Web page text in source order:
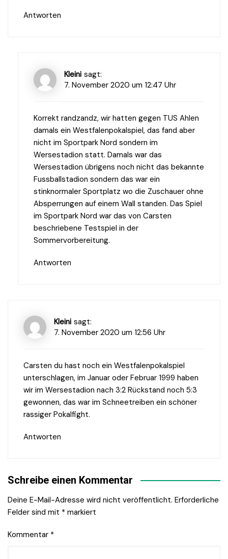
Antworten
Kleini sagt:
7. November 2020 um 12:47 Uhr
Korrekt randzandz, wir hatten gegen TUS Ahlen
damals ein Westfalenpokalspiel, das fand aber
nicht im Sportpark Nord sondern im
Wersestadion statt. Damals war das
Wersestadion übrigens noch nicht das bekannte
Fussballstadion sondern das war ein
stinknormaler Sportplatz wo die Zuschauer ohne
Absperrungen auf einem Wall standen. Das Spiel
im Sportpark Nord war das von Carsten
beschriebene Testspiel in der
Sommervorbereitung.
Antworten
Kleini sagt:
7. November 2020 um 12:56 Uhr
Carsten du hast noch ein Westfalenpokalspiel
unterschlagen, im Januar oder Februar 1999 haben
wir im Wersestadion nach 3:2 Rückstand noch 5:3
gewonnen, das war im Schneetreiben ein schöner
rassiger Pokalfight.
Antworten
Schreibe einen Kommentar
Deine E-Mail-Adresse wird nicht veröffentlicht. Erforderliche
Felder sind mit * markiert
Kommentar *